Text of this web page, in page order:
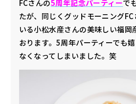
FCさんの5周年記念パーティーで
たが、同じくグッドモーニング
いる小松水産さんの美味しい福岡
おります。5周年パーティーでも
なくなってしまいました。笑